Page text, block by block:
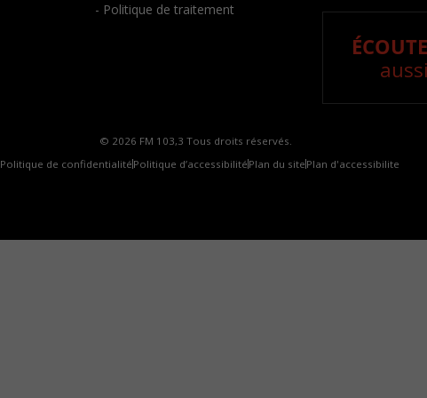
- Politique de traitement
© 2026 FM 103,3 Tous droits réservés.
Politique de confidentialité Politique d’accessibilité Plan du site Plan d'accessibilite